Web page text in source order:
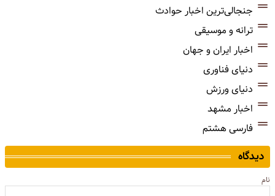
جنجالی‌ترین اخبار حوادث
ترانه و موسیقی
اخبار ایران و جهان
دنیای فناوری
دنیای ورزش
اخبار مشهد
فارسی هشتم
دیدگاه
نام